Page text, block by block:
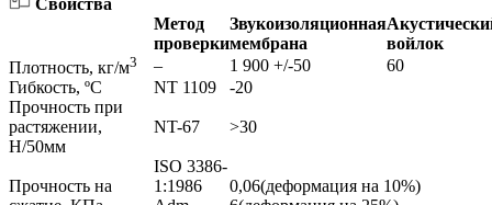
Метод
проверки
Звукоизоляционная
мембрана
войлок
Плотность, кг/м3 – 1 900 +/-50
60
Гибкость, ºС
NT 1109
-20
Прочность при
растяжении,
Н/50мм
NT-67 >30
Прочность на
ISO 3386-
1:1986
0,06(деформация на 10%)